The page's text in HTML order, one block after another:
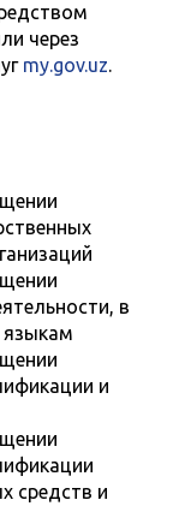
через
my.gov.uz.
в
языкам
и
средств и